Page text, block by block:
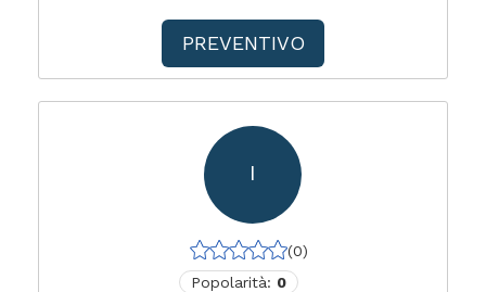
PREVENTIVO
I
(0)
Popolarità: 0